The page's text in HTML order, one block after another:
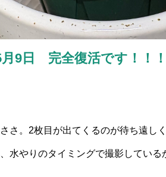
9日 完全復活です！！
さ。2枚目が出てくるのが待ち遠し
水やりのタイミングで撮影している